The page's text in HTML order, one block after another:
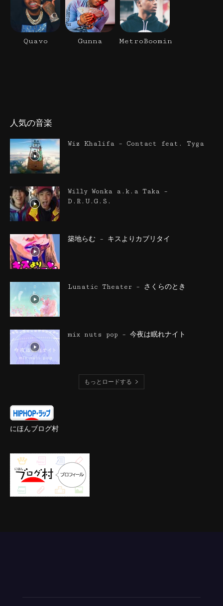
Quavo Gunna MetroBoomin
人気の音楽
Wiz Khalifa – Contact feat. Tyga
Willy Wonka a.k.a Taka –
D.R.U.G.S.
築地らむ – キスよりカブリタイ
Lunatic Theater – さくらのとき
mix nuts pop – 今夜は眠れナイト
もっとロードする
にほんブログ村